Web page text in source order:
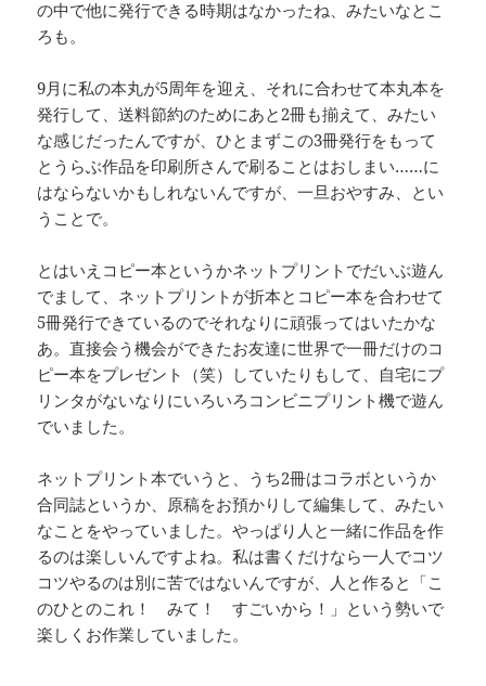
の中で他に発行できる時期はなかったね、みたいなとこ
ろも。
9月に私の本丸が5周年を迎え、それに合わせて本丸本を
発行して、送料節約のためにあと2冊も揃えて、みたい
な感じだったんですが、ひとまずこの3冊発行をもって
とうらぶ作品を印刷所さんで刷ることはおしまい……に
はならないかもしれないんですが、一旦おやすみ、とい
うことで。
とはいえコピー本というかネットプリントでだいぶ遊ん
でまして、ネットプリントが折本とコピー本を合わせて
5冊発行できているのでそれなりに頑張ってはいたかな
あ。直接会う機会ができたお友達に世界で一冊だけのコ
ピー本をプレゼント（笑）していたりもして、自宅にプ
リンタがないなりにいろいろコンビニプリント機で遊ん
でいました。
ネットプリント本でいうと、うち2冊はコラボというか
合同誌というか、原稿をお預かりして編集して、みたい
なことをやっていました。やっぱり人と一緒に作品を作
るのは楽しいんですよね。私は書くだけなら一人でコツ
コツやるのは別に苦ではないんですが、人と作ると「こ
のひとのこれ！ みて！ すごいから！」という勢いで
楽しくお作業していました。